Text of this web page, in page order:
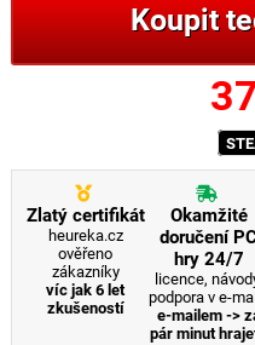
Koupit
Zlatý certifikát
heureka.cz
ověřeno
zákazníky
víc jak 6 let
zkušeností
Okamžité
doručení
hry 24/7
licence,
podpora v e-
e-mailem ->
pár minut